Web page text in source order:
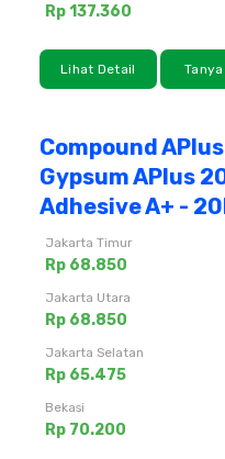
Rp 137.360
Lihat Detail
Compound
Gypsum APlus
Adhesive A+ -
Jakarta Timur
Rp 68.850
Jakarta Utara
Rp 68.850
Jakarta Selatan
Rp 65.475
Bekasi
Rp 70.200